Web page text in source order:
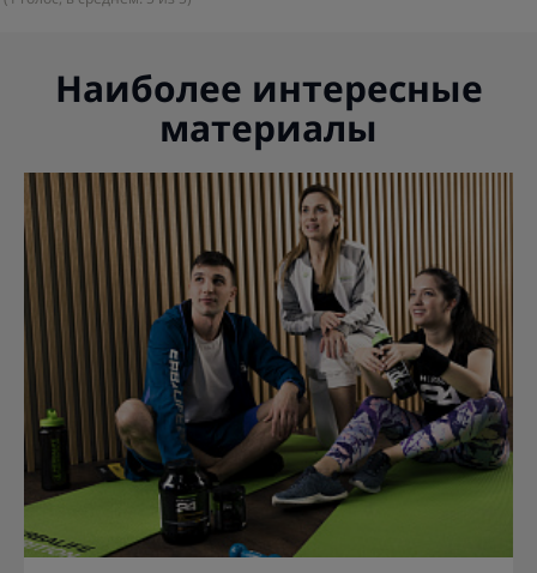
Наиболее интересные
материалы